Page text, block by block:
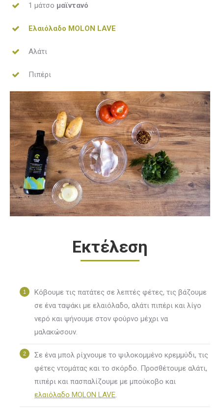
1 μάτσο μαϊντανό
Ελαιόλαδο MOLON LAVE
Αλάτι
Πιπέρι
Εκτέλεση
Κόβουμε τις πατάτες σε λεπτές φέτες, τις βάζουμε
σε ένα ταψάκι με ελαιόλαδο, αλάτι πιπέρι και λίγο
νερό και ψήνουμε στον φούρνο μέχρι να
μαλακώσουν.
Σε ένα μπολ ρίχνουμε το ψιλοκομμένο κρεμμύδι, τις
φέτες ντομάτας και το σκόρδο. Προσθέτουμε αλάτι,
πιπέρι και πασπαλίζουμε με μπούκοβο και
ελαιόλαδο MOLON LAVE